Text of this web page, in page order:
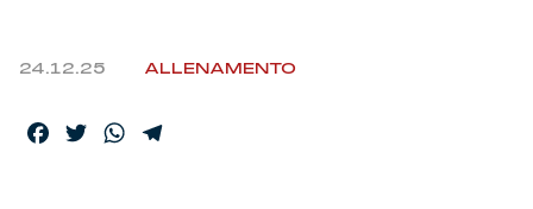
24.12.25 ALLENAMENTO
Facebook
TwitterWhatsApp